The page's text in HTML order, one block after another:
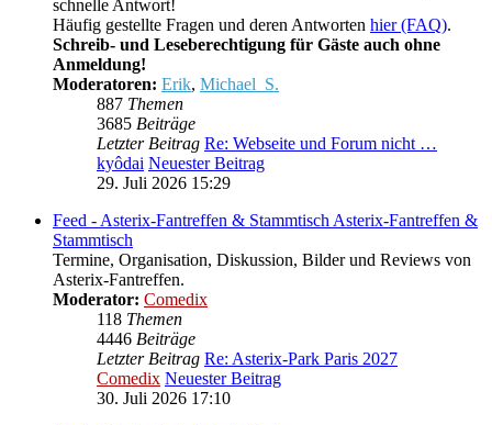
schnelle Antwort!
Häufig gestellte Fragen und deren Antworten hier (FAQ).
Schreib- und Leseberechtigung für Gäste auch ohne
Anmeldung!
Moderatoren: Erik, Michael_S.
887 Themen
3685 Beiträge
Letzter Beitrag Re: Webseite und Forum nicht …
kyôdai Neuester Beitrag
29. Juli 2026 15:29
Feed - Asterix-Fantreffen & StammtischAsterix-Fantreffen &
Stammtisch
Termine, Organisation, Diskussion, Bilder und Reviews von
Asterix-Fantreffen.
Moderator: Comedix
118 Themen
4446 Beiträge
Letzter Beitrag Re: Asterix-Park Paris 2027
Comedix Neuester Beitrag
30. Juli 2026 17:10